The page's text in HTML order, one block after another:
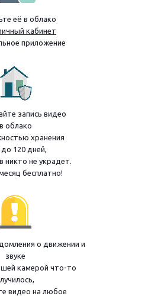
её в облако
кабинет
приложение
запись видео
в облако
хранения
120 дней,
никто не украдет.
бесплатно!
о движении и
звуке
камерой что-то
видео на любое